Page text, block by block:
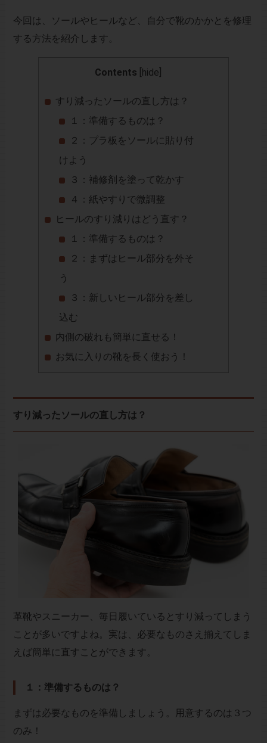
今回は、ソールやヒールなど、自分で靴のかかとを修理
する方法を紹介します。
Contents hide
すり減ったソールの直し方は？
１：準備するものは？
２：プラ板をソールに貼り付
けよう
３：補修剤を塗って乾かす
４：紙やすりで微調整
ヒールのすり減りはどう直す？
１：準備するものは？
２：まずはヒール部分を外そ
う
３：新しいヒール部分を差し
込む
内側の破れも簡単に直せる！
お気に入りの靴を長く使おう！
すり減ったソールの直し方は？
革靴やスニーカー、毎日履いているとすり減ってしまう
ことが多いですよね。実は、必要なものさえ揃えてしま
えば簡単に直すことができます。
１：準備するものは？
まずは必要なものを準備しましょう。用意するのは３つ
のみ！